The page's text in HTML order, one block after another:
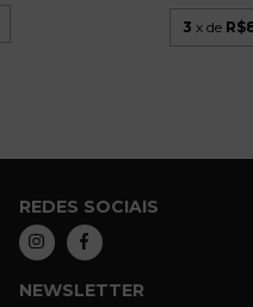
3 x de
REDES SOCIAIS
NEWSLETTER